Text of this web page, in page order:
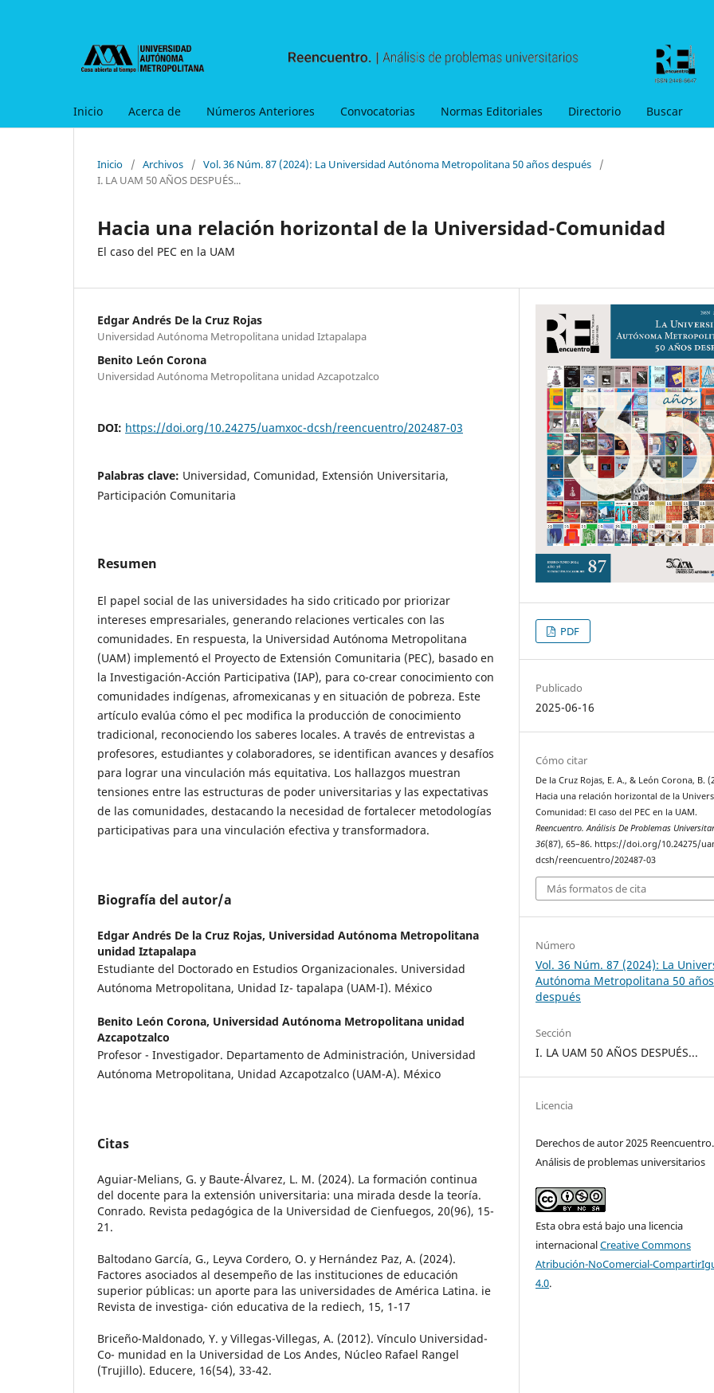
Inicio Acerca de Números Anteriores Convocatorias Normas Editoriales Directorio Buscar
Inicio / Archivos / Vol. 36 Núm. 87 (2024): La Universidad Autónoma Metropolitana 50 años después
/
I. LA UAM 50 AÑOS DESPUÉS...
Hacia una relación horizontal de la Universidad-Comunidad
El caso del PEC en la UAM
Edgar Andrés De la Cruz Rojas
Universidad Autónoma Metropolitana unidad Iztapalapa
Benito León Corona
Universidad Autónoma Metropolitana unidad Azcapotzalco
DOI: https://doi.org/10.24275/uamxoc-dcsh/reencuentro/202487-03
Palabras clave: Universidad, Comunidad, Extensión Universitaria,
Participación Comunitaria
Resumen
El papel social de las universidades ha sido criticado por priorizar
intereses empresariales, generando relaciones verticales con las
comunidades. En respuesta, la Universidad Autónoma Metropolitana
(UAM) implementó el Proyecto de Extensión Comunitaria (PEC), basado en
la Investigación-Acción Participativa (IAP), para co-crear conocimiento con
comunidades indígenas, afromexicanas y en situación de pobreza. Este
artículo evalúa cómo el pec modifica la producción de conocimiento
tradicional, reconociendo los saberes locales. A través de entrevistas a
profesores, estudiantes y colaboradores, se identifican avances y desafíos
para lograr una vinculación más equitativa. Los hallazgos muestran
tensiones entre las estructuras de poder universitarias y las expectativas
de las comunidades, destacando la necesidad de fortalecer metodologías
participativas para una vinculación efectiva y transformadora.
Biografía del autor/a
Edgar Andrés De la Cruz Rojas, Universidad Autónoma Metropolitana
unidad Iztapalapa
Estudiante del Doctorado en Estudios Organizacionales. Universidad
Autónoma Metropolitana, Unidad Iz- tapalapa (UAM-I). México
Benito León Corona, Universidad Autónoma Metropolitana unidad
Azcapotzalco
Profesor - Investigador. Departamento de Administración, Universidad
Autónoma Metropolitana, Unidad Azcapotzalco (UAM-A). México
Citas
Aguiar-Melians, G. y Baute-Álvarez, L. M. (2024). La formación continua
del docente para la extensión universitaria: una mirada desde la teoría.
Conrado. Revista pedagógica de la Universidad de Cienfuegos, 20(96), 15-
21.
Baltodano García, G., Leyva Cordero, O. y Hernández Paz, A. (2024).
Factores asociados al desempeño de las instituciones de educación
superior públicas: un aporte para las universidades de América Latina. ie
Revista de investiga- ción educativa de la rediech, 15, 1-17
Briceño-Maldonado, Y. y Villegas-Villegas, A. (2012). Vínculo Universidad-
Co- munidad en la Universidad de Los Andes, Núcleo Rafael Rangel
(Trujillo). Educere, 16(54), 33-42.
PDF
Publicado
2025-06-16
Cómo citar
De la Cruz Rojas, E. A., & León Corona, B.
Hacia una relación horizontal de la
Comunidad: El caso del PEC en la UAM.
Reencuentro. Análisis De Problemas
36(87), 65–86. https://doi.org/10.24275/
dcsh/reencuentro/202487-03
Más formatos de cita
Número
Vol. 36 Núm. 87 (2024): La
Autónoma Metropolitana 50 años
después
Sección
I. LA UAM 50 AÑOS DESPUÉS...
Licencia
Derechos de autor 2025 Reencuentro.
Análisis de problemas universitarios
Esta obra está bajo una licencia
internacionalCreative Commons
Atribución-NoComercial-
4.0.